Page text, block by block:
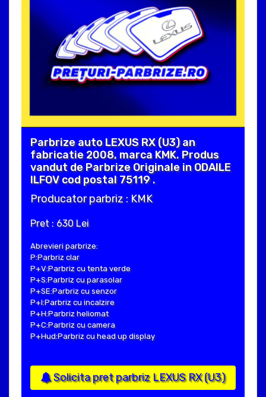
Parbrize auto LEXUS RX (U3) an
fabricatie 2008, marca KMK. Produs
vandut de Parbrize Originale in ODAILE
ILFOV cod postal 75119 .
Producator parbriz : KMK
Pret : 630 Lei
Abrevieri parbrize:
P:Parbriz clar
P+V:Parbriz cu tenta verde
P+S:Parbriz cu parasolar
P+SE:Parbriz cu senzor
P+I:Parbriz cu incalzire
P+H:Parbriz heliomat
P+C:Parbriz cu camera
P+Hud:Parbriz cu head up display
Solicita pret parbriz LEXUS RX (U3)